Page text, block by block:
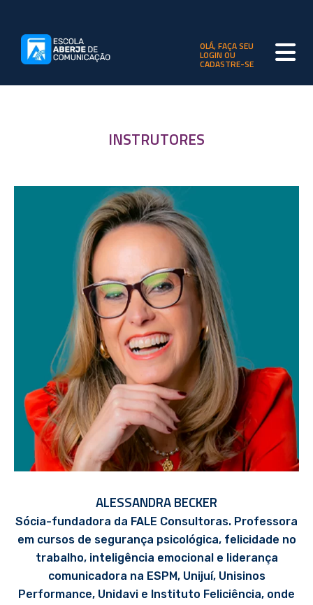
OLÁ, FAÇA SEU
LOGIN OU
CADASTRE-SE
INSTRUTORES
ALESSANDRA BECKER
Sócia-fundadora da FALE Consultoras. Professora
em cursos de segurança psicológica, felicidade no
trabalho, inteligência emocional e liderança
comunicadora na ESPM, Unijuí, Unisinos
Performance, Unidavi e Instituto Feliciência, onde